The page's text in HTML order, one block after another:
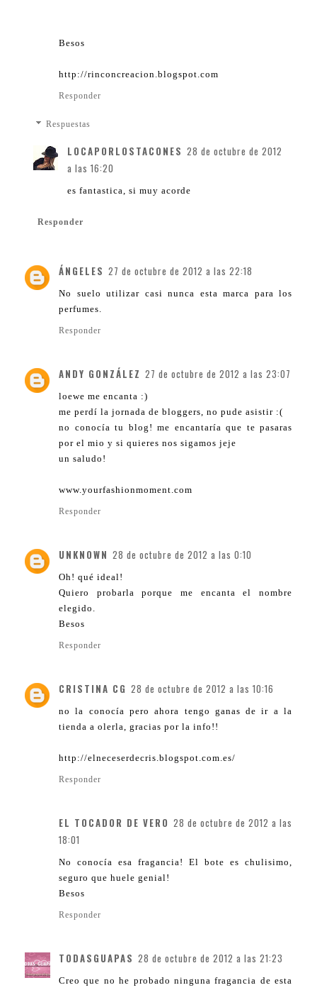
Besos
http://rinconcreacion.blogspot.com
Responder
Respuestas
LOCAPORLOSTACONES 28 de octubre de 2012
a las 16:20
es fantastica, si muy acorde
Responder
ÁNGELES 27 de octubre de 2012 a las 22:18
No suelo utilizar casi nunca esta marca para los
perfumes.
Responder
ANDY GONZÁLEZ 27 de octubre de 2012 a las 23:07
loewe me encanta :)
me perdí la jornada de bloggers, no pude asistir :(
no conocía tu blog! me encantaría que te pasaras
por el mio y si quieres nos sigamos jeje
un saludo!
www.yourfashionmoment.com
Responder
UNKNOWN 28 de octubre de 2012 a las 0:10
Oh! qué ideal!
Quiero probarla porque me encanta el nombre
elegido.
Besos
Responder
CRISTINA CG 28 de octubre de 2012 a las 10:16
no la conocía pero ahora tengo ganas de ir a la
tienda a olerla, gracias por la info!!
http://elneceserdecris.blogspot.com.es/
Responder
EL TOCADOR DE VERO 28 de octubre de 2012 a las
18:01
No conocía esa fragancia! El bote es chulisimo,
seguro que huele genial!
Besos
Responder
TODASGUAPAS 28 de octubre de 2012 a las 21:23
Creo que no he probado ninguna fragancia de esta